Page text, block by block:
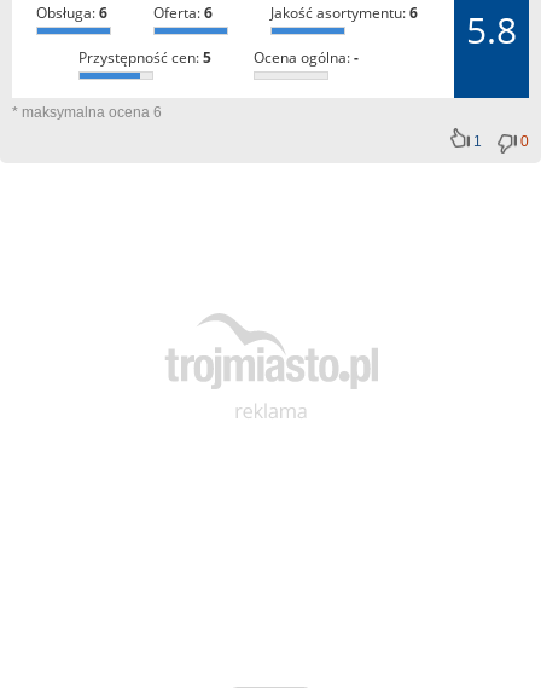
obsługa:6 oferta:6 jakość asortymentu:6
przystępność cen:5 ocena ogólna:-
5.8
* maksymalna ocena 6
1
0